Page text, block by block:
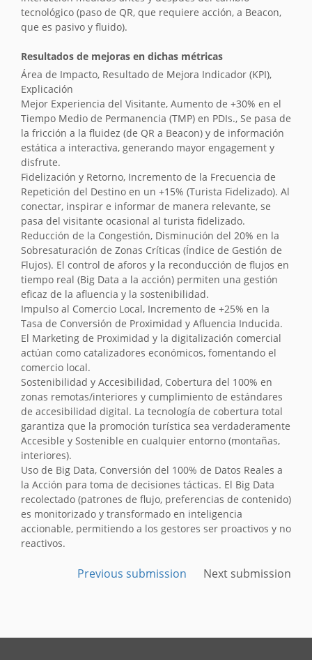
tecnológico (paso de QR, que requiere acción, a Beacon,
que es pasivo y fluido).
Resultados de mejoras en dichas métricas
Área de Impacto, Resultado de Mejora Indicador (KPI),
Explicación
Mejor Experiencia del Visitante, Aumento de +30% en el
Tiempo Medio de Permanencia (TMP) en PDIs., Se pasa de
la fricción a la fluidez (de QR a Beacon) y de información
estática a interactiva, generando mayor engagement y
disfrute.
Fidelización y Retorno, Incremento de la Frecuencia de
Repetición del Destino en un +15% (Turista Fidelizado). Al
conectar, inspirar e informar de manera relevante, se
pasa del visitante ocasional al turista fidelizado.
Reducción de la Congestión, Disminución del 20% en la
Sobresaturación de Zonas Críticas (Índice de Gestión de
Flujos). El control de aforos y la reconducción de flujos en
tiempo real (Big Data a la acción) permiten una gestión
eficaz de la afluencia y la sostenibilidad.
Impulso al Comercio Local, Incremento de +25% en la
Tasa de Conversión de Proximidad y Afluencia Inducida.
El Marketing de Proximidad y la digitalización comercial
actúan como catalizadores económicos, fomentando el
comercio local.
Sostenibilidad y Accesibilidad, Cobertura del 100% en
zonas remotas/interiores y cumplimiento de estándares
de accesibilidad digital. La tecnología de cobertura total
garantiza que la promoción turística sea verdaderamente
Accesible y Sostenible en cualquier entorno (montañas,
interiores).
Uso de Big Data, Conversión del 100% de Datos Reales a
la Acción para toma de decisiones tácticas. El Big Data
recolectado (patrones de flujo, preferencias de contenido)
es monitorizado y transformado en inteligencia
accionable, permitiendo a los gestores ser proactivos y no
reactivos.
Previous submission Next submission